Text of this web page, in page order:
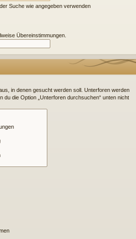
Suche wie angegeben verwenden
Übereinstimmungen.
in denen gesucht werden soll. Unterforen werden
du die Option „Unterforen durchsuchen“ unten nicht